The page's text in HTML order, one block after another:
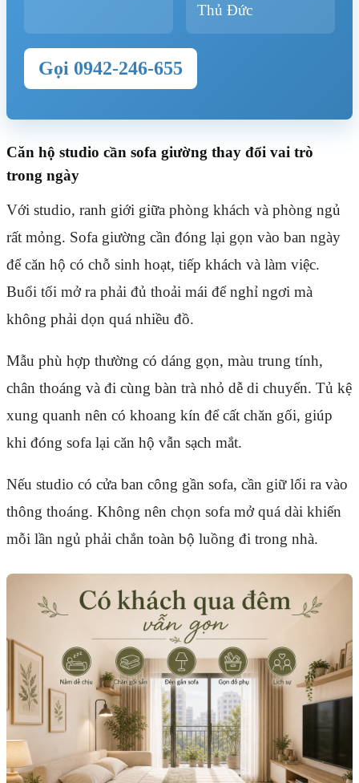
Thủ Đức
Gọi 0942-246-655
Căn hộ studio cần sofa giường thay đổi vai trò
trong ngày
Với studio, ranh giới giữa phòng khách và phòng ngủ
rất mỏng. Sofa giường cần đóng lại gọn vào ban ngày
để căn hộ có chỗ sinh hoạt, tiếp khách và làm việc.
Buổi tối mở ra phải đủ thoải mái để nghỉ ngơi mà
không phải dọn quá nhiều đồ.
Mẫu phù hợp thường có dáng gọn, màu trung tính,
chân thoáng và đi cùng bàn trà nhỏ dễ di chuyển. Tủ kệ
xung quanh nên có khoang kín để cất chăn gối, giúp
khi đóng sofa lại căn hộ vẫn sạch mắt.
Nếu studio có cửa ban công gần sofa, cần giữ lối ra vào
thông thoáng. Không nên chọn sofa mở quá dài khiến
mỗi lần ngủ phải chắn toàn bộ luồng đi trong nhà.